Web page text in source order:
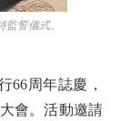
誓儀式。
周年誌慶，
會。活動邀請